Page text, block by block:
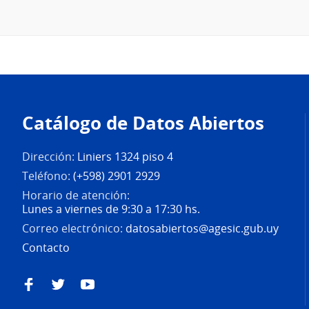
de
página
Catálogo de Datos Abiertos
Dirección: Liniers 1324 piso 4
Teléfono: (+598) 2901 2929
Horario de atención:
Lunes a viernes de 9:30 a 17:30 hs.
Correo electrónico: datosabiertos@agesic.gub.uy
Contacto
FacebookTwitterYouTube